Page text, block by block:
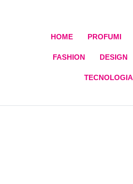
HOME PROFUMI
FASHION DESIGN
TECNOLOGIA